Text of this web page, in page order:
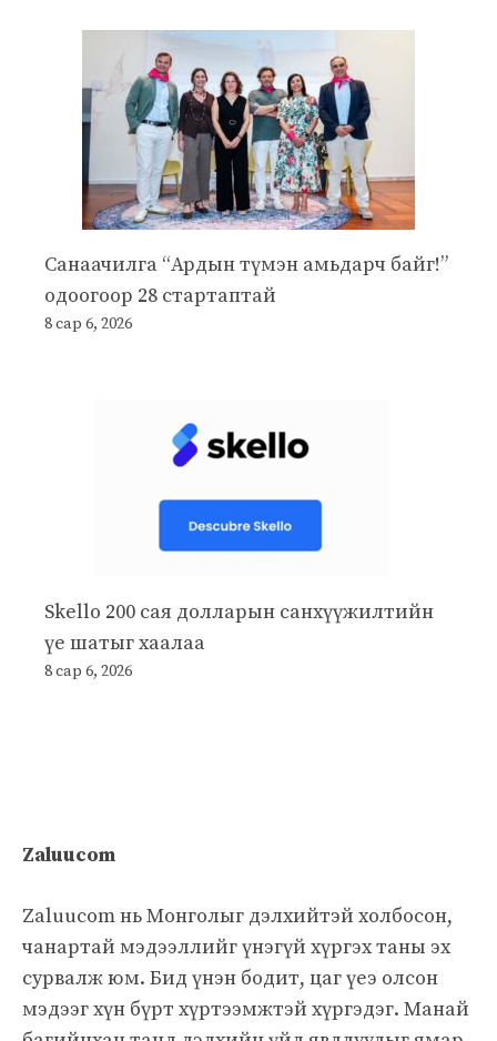
Санаачилга “Ардын түмэн амьдарч байг!”
одоогоор 28 стартаптай
8 сар 6, 2026
Skello 200 сая долларын санхүүжилтийн
үе шатыг хаалаа
8 сар 6, 2026
Zaluucom
Zaluucom нь Монголыг дэлхийтэй холбосон,
чанартай мэдээллийг үнэгүй хүргэх таны эх
сурвалж юм. Бид үнэн бодит, цаг үеэ олсон
мэдээг хүн бүрт хүртээмжтэй хүргэдэг. Манай